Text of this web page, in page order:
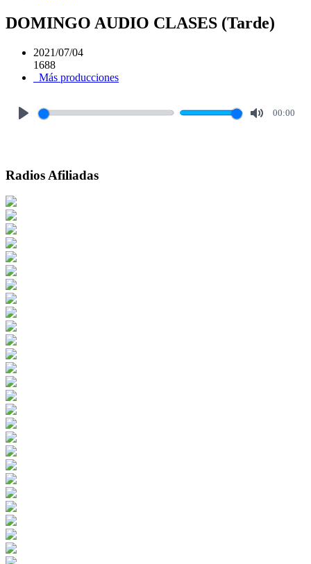
DOMINGO AUDIO CLASES (Tarde)
2021/07/04
1688
Más producciones
00:00
Radios Afiliadas